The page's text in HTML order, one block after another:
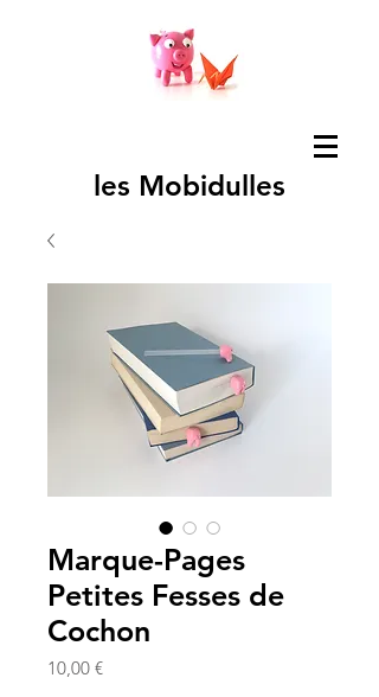
les Mobidulles
Marque-Pages
Petites Fesses de
Cochon
10,00 €Prix